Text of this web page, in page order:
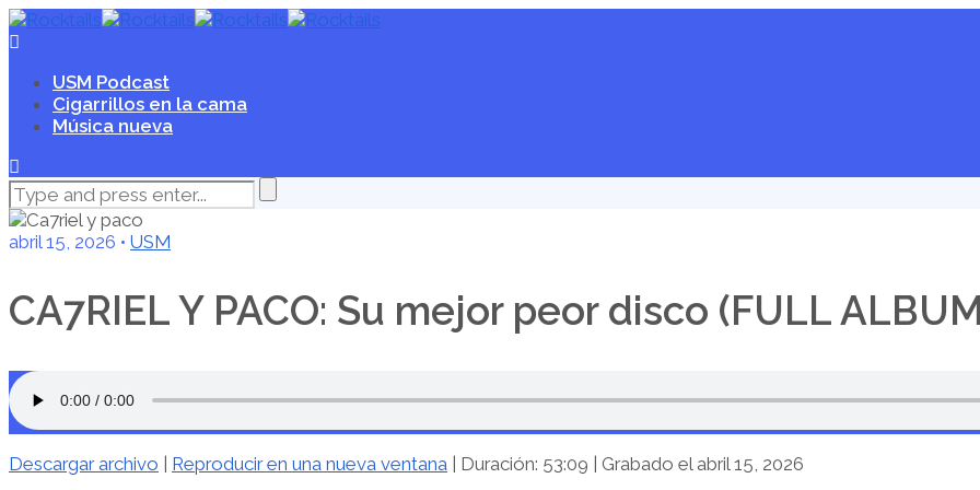
USM Podcast
Cigarrillos en la cama
Música nueva
abril 15, 2026 • USM
CA7RIEL Y PACO: Su mejor peor disco (FULL
Descargar archivo Reproducir en una nueva ventana Duración: 53:09 Grabado el abril 15, 2026